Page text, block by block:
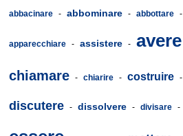
abbacinare - abbominare - abbottare -
apparecchiare - assistere - avere
chiamare - chiarire - costruire -
discutere - dissolvere - divisare -